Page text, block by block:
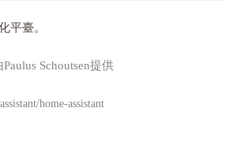
平臺。
Schoutsen提供
home-assistant